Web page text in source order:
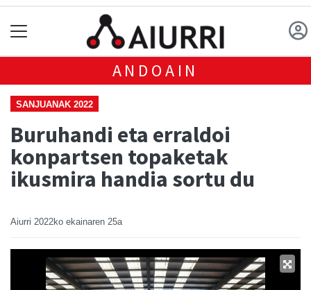
ANDOAIN
SANJUANAK 2022
Buruhandi eta erraldoi
konpartsen topaketak
ikusmira handia sortu du
Aiurri 2022ko ekainaren 25a